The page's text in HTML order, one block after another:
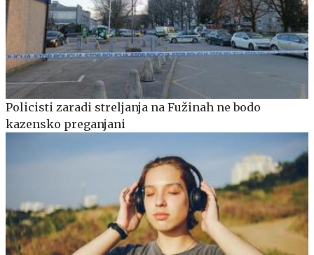
Policisti zaradi streljanja na Fužinah ne bodo
kazensko preganjani